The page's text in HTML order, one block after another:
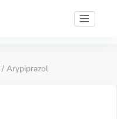
/ Arypiprazol